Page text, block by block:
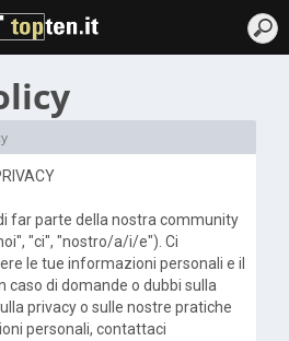
far parte della nostra community
"ci", "nostro/a/i/e"). Ci
le tue informazioni personali e il
caso di domande o dubbi sulla
privacy o sulle nostre pratiche
personali, contattaci